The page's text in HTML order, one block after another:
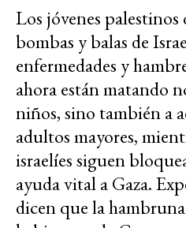
Los jóvenes palestinos
bombas y balas de
enfermedades y
ahora están matando
niños, sino también a
adultos mayores,
israelíes siguen
ayuda vital a Gaza.
dicen que la